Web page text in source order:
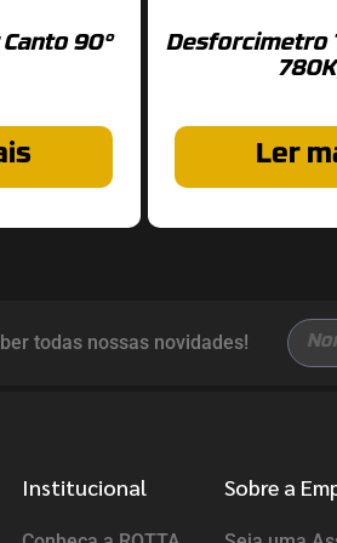
90°
Desforcimetro
Ler
todas nossas novidades!
Institucional Sobre a